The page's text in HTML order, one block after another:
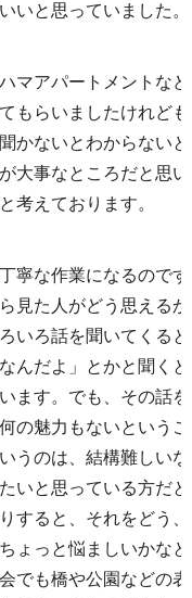
いと思っていました
マアパートメントな
もらいましたけれど
かないとわからない
大事なところだと思
考えております。
寧な作業になるので
見た人がどう思える
いろ話を聞いてくる
んだよ」とかと聞く
ます。でも、その話
の魅力もないという
うのは、結構難しい
いと思っている方だ
すると、それをどう
ょっと悩ましいかな
でも橋や公園などの